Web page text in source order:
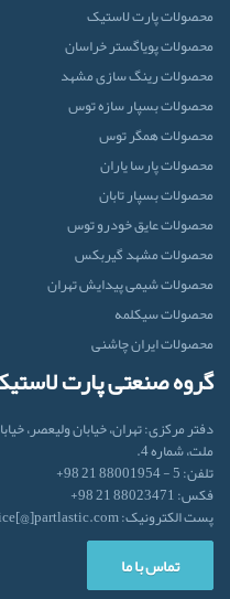
محصولات پارت لاستیک
محصولات پویاگستر خراسان
محصولات رینگ سازی مشهد
محصولات بسپار سازه توس
محصولات همگر توس
محصولات پارسا یاران
محصولات بسپار تابان
محصولات عایق خودرو توس
محصولات مشهد گیربکس
محصولات شیمی پیدایش تهران
محصولات سیکلمه
محصولات ایران‌ چاشنی
گروه صنعتی پارت
دفتر مرکزی: تهران، خیابان ولیعصر،
ملت، شماره 4.
تلفن: 5 - 88001954 21 98+
فکس: 88023471 21 98+
پست الکترونیک: tehranoffice[@]partlastic.com
تماس با ما